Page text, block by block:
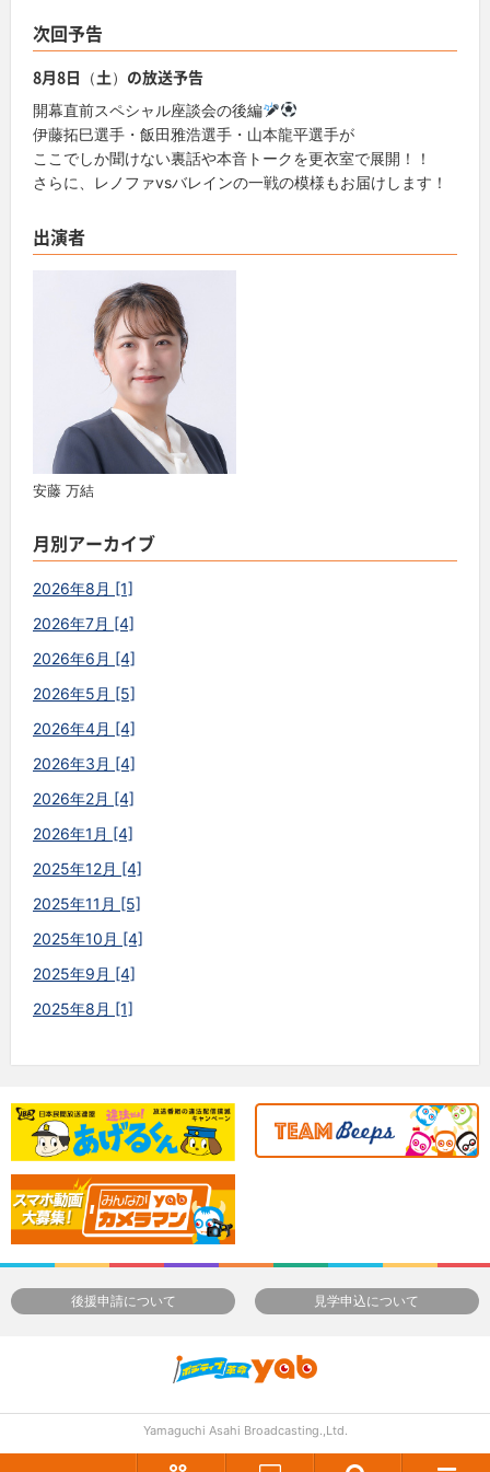
次回予告
8月8日（土）の放送予告
開幕直前スペシャル座談会の後編
伊藤拓巳選手・飯田雅浩選手・山本龍平選手が
ここでしか聞けない裏話や本音トークを更衣室で展開！！
さらに、レノファvsバレインの一戦の模様もお届けします！
出演者
安藤 万結
月別アーカイブ
2026年8月 [1]
2026年7月 [4]
2026年6月 [4]
2026年5月 [5]
2026年4月 [4]
2026年3月 [4]
2026年2月 [4]
2026年1月 [4]
2025年12月 [4]
2025年11月 [5]
2025年10月 [4]
2025年9月 [4]
2025年8月 [1]
後援申請について 見学申込について
Yamaguchi Asahi Broadcasting.,Ltd.